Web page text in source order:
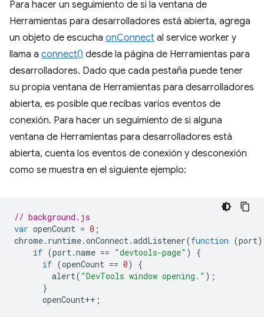
Para hacer un seguimiento de si la ventana de
Herramientas para desarrolladores está abierta, agrega
un objeto de escucha onConnect al service worker y
llama a connect() desde la página de Herramientas para
desarrolladores. Dado que cada pestaña puede tener
su propia ventana de Herramientas para desarrolladores
abierta, es posible que recibas varios eventos de
conexión. Para hacer un seguimiento de si alguna
ventana de Herramientas para desarrolladores está
abierta, cuenta los eventos de conexión y desconexión
como se muestra en el siguiente ejemplo:
// background.js
var openCount = 0 ;
chrome. runtime.onConnect.addListener(function (port)
if (port.name == "devtools-page" )
{
if (openCount == 0)
{
alert( "DevTools window opening." );
}
openCount++ ;